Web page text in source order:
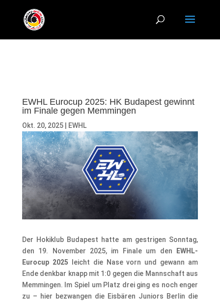
EWHL Eurocup 2025: HK Budapest gewinnt
im Finale gegen Memmingen
Okt. 20, 2025| EWHL
Der Hokiklub Budapest hatte am gestrigen Sonntag,
den 19. November 2025, im Finale um den
EWHL-
Eurocup 2025 leicht die Nase vorn und gewann am
Ende denkbar knapp mit 1:0 gegen die Mannschaft aus
Memmingen. Im Spiel um Platz drei ging es noch enger
zu – hier bezwangen die Eisbären Juniors Berlin die